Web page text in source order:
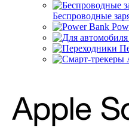
Беспроводные